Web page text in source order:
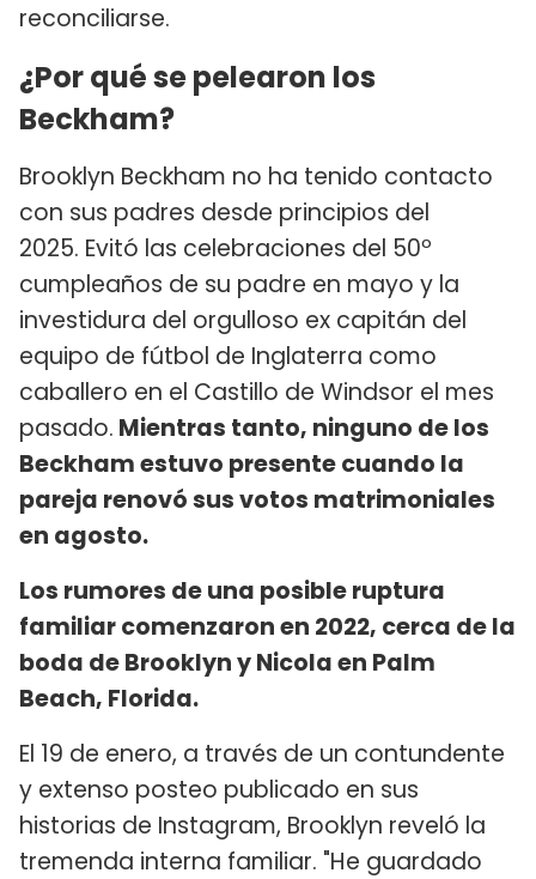
reconciliarse.
¿Por qué se pelearon los
Beckham?
Brooklyn Beckham no ha tenido contacto
con sus padres desde principios del
2025. Evitó las celebraciones del 50º
cumpleaños de su padre en mayo y la
investidura del orgulloso ex capitán del
equipo de fútbol de Inglaterra como
caballero en el Castillo de Windsor el mes
pasado. Mientras tanto, ninguno de los
Beckham estuvo presente cuando la
pareja renovó sus votos matrimoniales
en agosto.
Los rumores de una posible ruptura
familiar comenzaron en 2022, cerca de la
boda de Brooklyn y Nicola en Palm
Beach, Florida.
El 19 de enero, a través de un contundente
y extenso posteo publicado en sus
historias de Instagram, Brooklyn reveló la
tremenda interna familiar. "He guardado